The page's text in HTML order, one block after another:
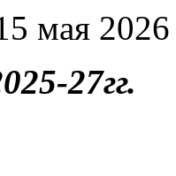
мая 2026
27гг.